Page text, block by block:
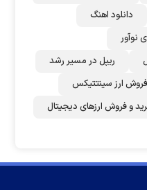
دانلود اهنگ
نوآور
ریپل در مسیر رشد
ارز سینتتیکس
و فروش ارزهای دیجیتال